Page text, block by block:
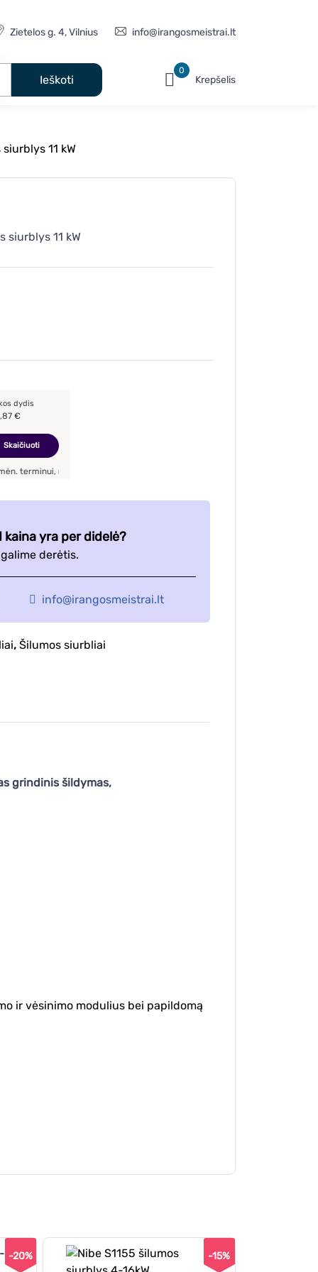
Zietelos g. 4, Vilnius info@irangosmeistrai.lt
0
Krepšelis
11 kW
siurblys 11 kW
dydis
€
Skaičiuoti
metinė palūkanų norma –
kaina yra per didelė?
derėtis.
info@irangosmeistrai.lt
, Šilumos siurbliai
grindinis šildymas,
ir vėsinimo modulius bei papildomą
-20% -15%